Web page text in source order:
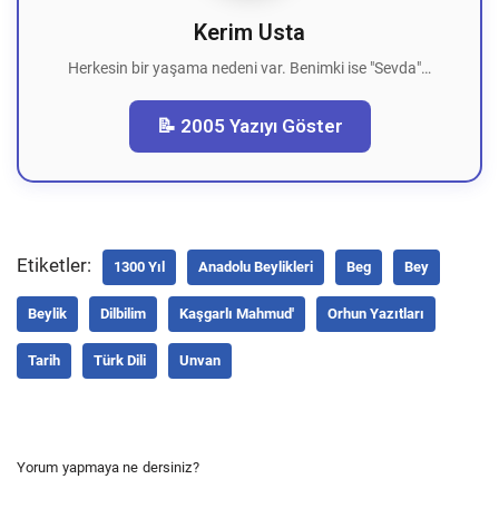
Kerim Usta
Herkesin bir yaşama nedeni var. Benimki ise "Sevda"…
📝 2005 Yazıyı Göster
Etiketler: 1300 Yıl Anadolu Beylikleri Beg Bey
Beylik Dilbilim Kaşgarlı Mahmud' Orhun Yazıtları
Tarih Türk Dili Unvan
Yorum yapmaya ne dersiniz?